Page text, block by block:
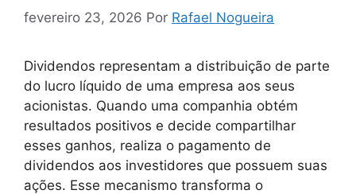
fevereiro 23, 2026 Por Rafael Nogueira
Dividendos representam a distribuição de parte
do lucro líquido de uma empresa aos seus
acionistas. Quando uma companhia obtém
resultados positivos e decide compartilhar
esses ganhos, realiza o pagamento de
dividendos aos investidores que possuem suas
ações. Esse mecanismo transforma o